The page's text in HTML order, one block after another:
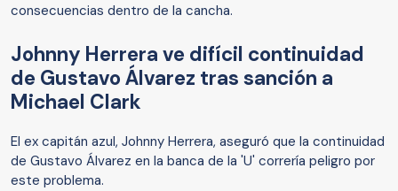
consecuencias dentro de la cancha.
Johnny Herrera ve difícil continuidad
de Gustavo Álvarez tras sanción a
Michael Clark
El ex capitán azul, Johnny Herrera, aseguró que la continuidad
de Gustavo Álvarez en la banca de la 'U' correría peligro por
este problema.